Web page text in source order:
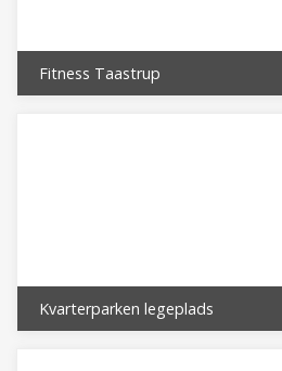
Fitness Taastrup
Kvarterparken legeplads